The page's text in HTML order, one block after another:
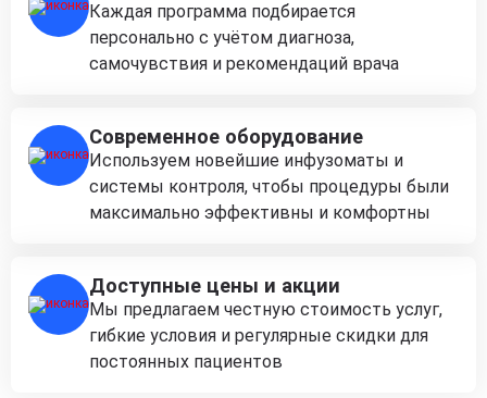
Каждая программа подбирается
персонально с учётом диагноза,
самочувствия и рекомендаций врача
Современное оборудование
Используем новейшие инфузоматы и
системы контроля, чтобы процедуры были
максимально эффективны и комфортны
Доступные цены и акции
Мы предлагаем честную стоимость услуг,
гибкие условия и регулярные скидки для
постоянных пациентов